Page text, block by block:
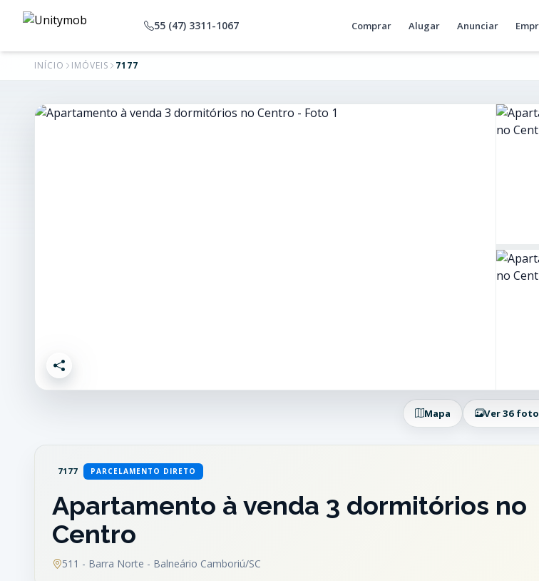
55 (47) 3311-1067 Comprar Alugar Anunciar
INÍCIO IMÓVEIS 7177
Mapa Ver 36
7177 PARCELAMENTO DIRETO
Apartamento à venda 3 dormitórios no
Centro
511 - Barra Norte - Balneário Camboriú/SC